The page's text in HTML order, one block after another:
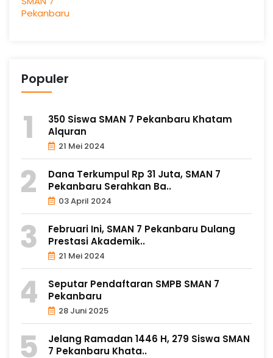
Populer
350 Siswa SMAN 7 Pekanbaru Khatam
Alquran
21 Mei 2024
Dana Terkumpul Rp 31 Juta, SMAN 7
Pekanbaru Serahkan Ba..
03 April 2024
Februari Ini, SMAN 7 Pekanbaru Dulang
Prestasi Akademik..
21 Mei 2024
Seputar Pendaftaran SMPB SMAN 7
Pekanbaru
28 Juni 2025
Jelang Ramadan 1446 H, 279 Siswa SMAN
7 Pekanbaru Khata..